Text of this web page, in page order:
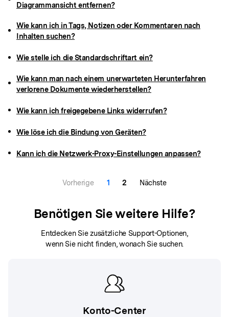
Diagrammansicht entfernen?
Wie kann ich in Tags, Notizen oder Kommentaren nach
Inhalten suchen?
Wie stelle ich die Standardschriftart ein?
Wie kann man nach einem unerwarteten Herunterfahren
verlorene Dokumente wiederherstellen?
Wie kann ich freigegebene Links widerrufen?
Wie löse ich die Bindung von Geräten?
Kann ich die Netzwerk-Proxy-Einstellungen anpassen?
Vorherige 1 2 Nächste
Benötigen Sie weitere Hilfe?
Entdecken Sie zusätzliche Support-Optionen,
wenn Sie nicht finden, wonach Sie suchen.
Konto-Center